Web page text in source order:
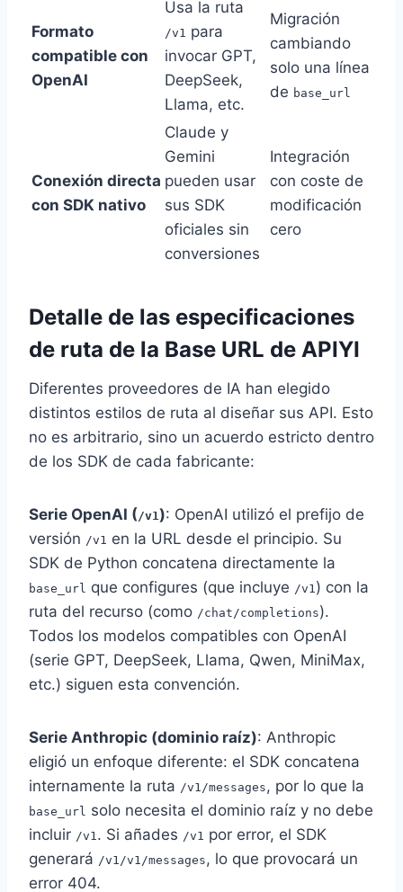
Formato
compatible con
OpenAI
Usa la ruta
/v1 para
invocar GPT,
DeepSeek,
Llama, etc.
Migración
cambiando
solo una línea
de base_url
Conexión directa
con SDK nativo
Claude y
Gemini
pueden usar
sus SDK
oficiales sin
conversiones
Integración
con coste de
modificación
cero
Detalle de las especificaciones
de ruta de la Base URL de APIYI
Diferentes proveedores de IA han elegido
distintos estilos de ruta al diseñar sus API. Esto
no es arbitrario, sino un acuerdo estricto dentro
de los SDK de cada fabricante:
Serie OpenAI (/v1): OpenAI utilizó el prefijo de
versión /v1 en la URL desde el principio. Su
SDK de Python concatena directamente la
base_url que configures (que incluye /v1) con la
ruta del recurso (como /chat/completions).
Todos los modelos compatibles con OpenAI
(serie GPT, DeepSeek, Llama, Qwen, MiniMax,
etc.) siguen esta convención.
Serie Anthropic (dominio raíz): Anthropic
eligió un enfoque diferente: el SDK concatena
internamente la ruta /v1/messages, por lo que la
base_url solo necesita el dominio raíz y no debe
incluir /v1. Si añades /v1 por error, el SDK
generará /v1/v1/messages, lo que provocará un
error 404.